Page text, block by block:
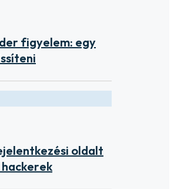
figyelem: egy
oldalt
hackerek